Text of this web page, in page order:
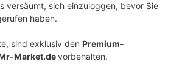
versäumt, sich einzuloggen, bevor Sie
haben.
sind exklusiv den Premium-
Market.devorbehalten.